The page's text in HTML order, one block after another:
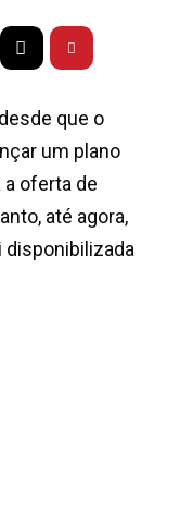
que o
um plano
a oferta de
até agora,
disponibilizada